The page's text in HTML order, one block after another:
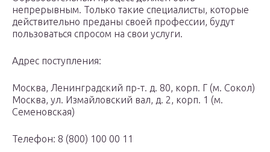
непрерывным. Только такие специалисты, которые
действительно преданы своей профессии, будут
пользоваться спросом на свои услуги.
Адрес поступления:
Москва, Ленинградский пр-т. д. 80, корп. Г (м. Сокол)
Москва, ул. Измайловский вал, д. 2, корп. 1 (м.
Семеновская)
Телефон: 8 (800) 100 00 11